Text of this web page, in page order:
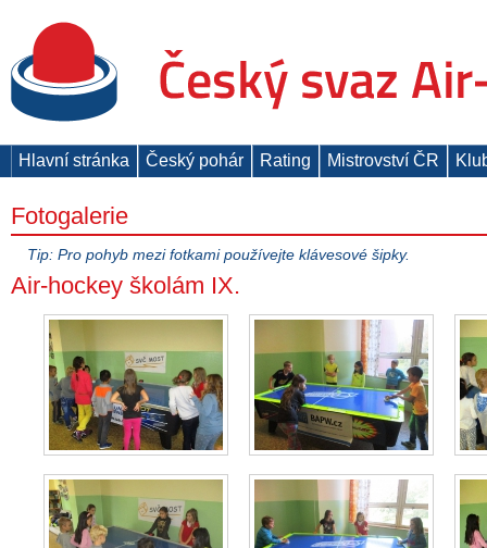
Hlavní stránka Český pohár Rating Mistrovství ČR
Fotogalerie
Tip: Pro pohyb mezi fotkami používejte klávesové šipky.
Air-hockey školám IX.